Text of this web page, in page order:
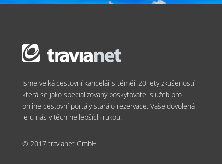
Jsme velká cestovní kancelář s téměř 20 lety zkušeností,
která se jako specializovaný poskytovatel služeb pro
online cestovní portály stará o rezervace. Vaše dovolená
je u nás v těch nejlepších rukou.
© 2017 travianet GmbH